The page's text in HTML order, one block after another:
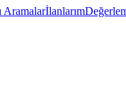
Aramalarİlanlarım